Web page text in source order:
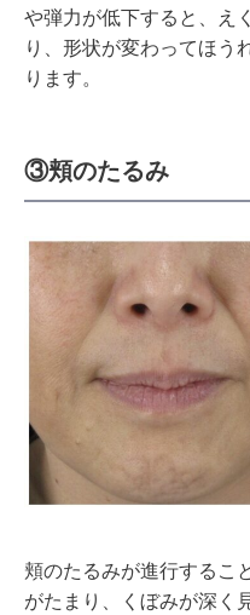
や弾力が低下すると、え
り、形状が変わってほう
ります。
③頬のたるみ
頬のたるみが進行するこ
がたまり、くぼみが深く